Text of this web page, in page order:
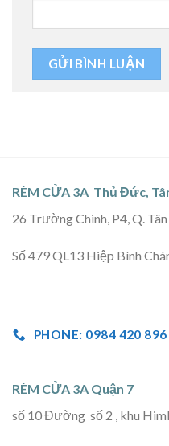
RÈM CỬA 3A Thủ Đức,
26 Trường Chinh, P4, Q.
Số 479 QL13 Hiệp Bình
PHONE: 0984 420 896
RÈM CỬA 3A Quận 7
số 10 Đường số 2 , khu